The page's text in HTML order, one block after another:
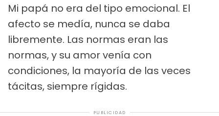
Mi papá no era del tipo emocional. El
afecto se medía, nunca se daba
libremente. Las normas eran las
normas, y su amor venía con
condiciones, la mayoría de las veces
tácitas, siempre rígidas.
PUBLICIDAD